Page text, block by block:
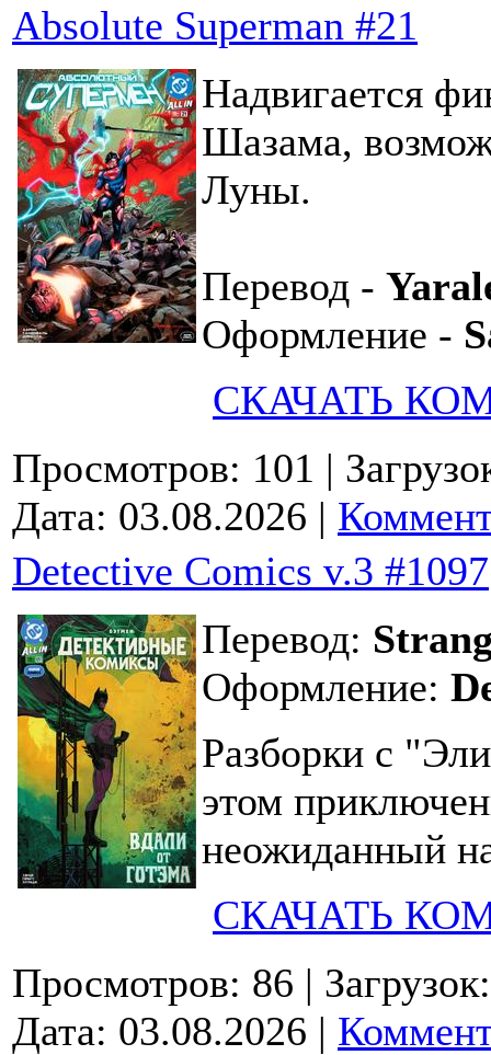
Absolute Superman #21
Надвигается
Шазама,
Луны.
Перевод -
Оформление -
СКАЧАТЬ
Просмотров: 101 |
Дата: 03.08.2026 |
Detective Comics v.3 #1097
Перевод:
Оформление:
Разборки с
этом
неожиданный
СКАЧАТЬ
Просмотров: 86 |
Дата: 03.08.2026 |